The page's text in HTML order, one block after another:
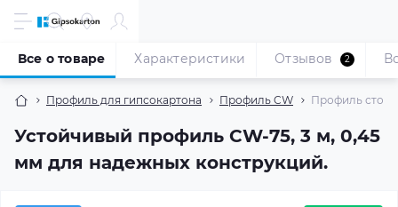
Профиль для гипсокартона Профиль CW Профиль
Устойчивый профиль CW-75, 3 м, 0,45
мм для надежных конструкций.
Все о товаре Характеристики Отзывов 2